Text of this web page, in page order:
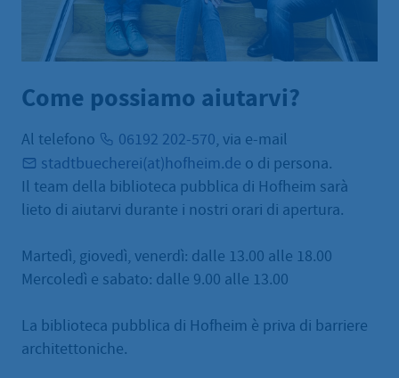
Come possiamo aiutarvi?
Al telefono 06192 202-570, via e-mail
stadtbuecherei(at)hofheim.de o di persona.
Il team della biblioteca pubblica di Hofheim sarà
lieto di aiutarvi durante i nostri orari di apertura.
Martedì, giovedì, venerdì: dalle 13.00 alle 18.00
Mercoledì e sabato: dalle 9.00 alle 13.00
La biblioteca pubblica di Hofheim è priva di barriere
architettoniche.